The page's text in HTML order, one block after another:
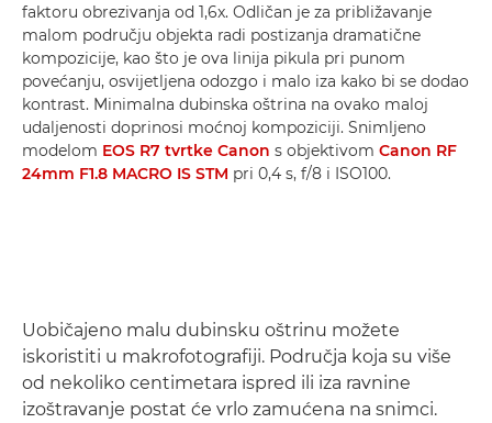
faktoru obrezivanja od 1,6x. Odličan je za približavanje
malom području objekta radi postizanja dramatične
kompozicije, kao što je ova linija pikula pri punom
povećanju, osvijetljena odozgo i malo iza kako bi se dodao
kontrast. Minimalna dubinska oštrina na ovako maloj
udaljenosti doprinosi moćnoj kompoziciji. Snimljeno
modelom EOS R7 tvrtke Canon s objektivom Canon RF
24mm F1.8 MACRO IS STM pri 0,4 s, f/8 i ISO100.
Uobičajeno malu dubinsku oštrinu možete
iskoristiti u makrofotografiji. Područja koja su više
od nekoliko centimetara ispred ili iza ravnine
izoštravanje postat će vrlo zamućena na snimci.